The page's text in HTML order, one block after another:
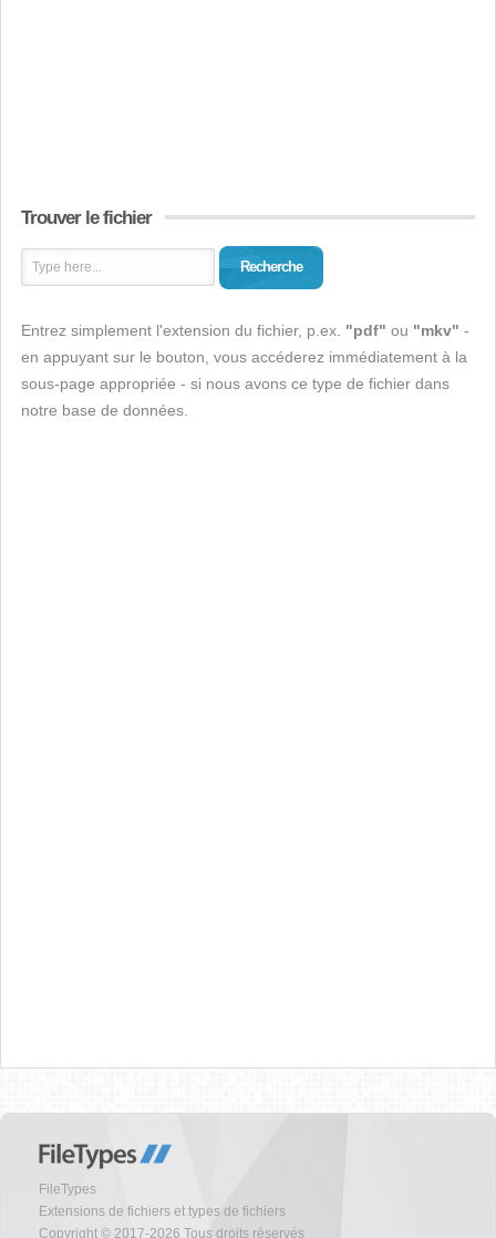
Trouver le fichier
Recherche
Entrez simplement l'extension du fichier, p.ex. "pdf" ou "mkv" -
en appuyant sur le bouton, vous accéderez immédiatement à la
sous-page appropriée - si nous avons ce type de fichier dans
notre base de données.
FileTypes
Extensions de fichiers et types de fichiers
Copyright © 2017-2026 Tous droits réservés